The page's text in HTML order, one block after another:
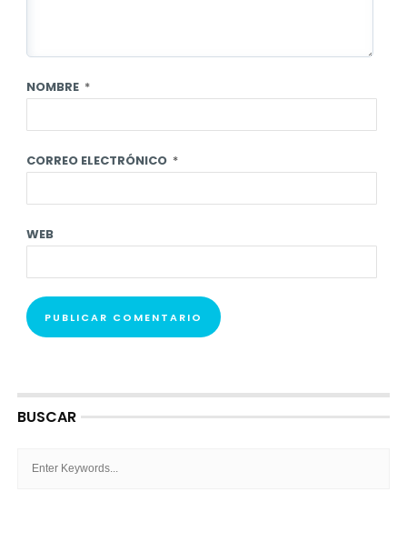
NOMBRE *
CORREO ELECTRÓNICO *
WEB
BUSCAR